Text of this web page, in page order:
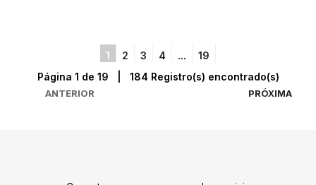
1 2 3 4 ... 19
ANTERIOR
Página 1 de 19 | 184 Registro(s) encontrado(s)
PRÓXIMA